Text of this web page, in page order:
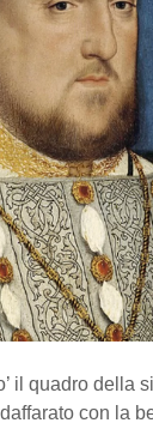
il quadro della
con la